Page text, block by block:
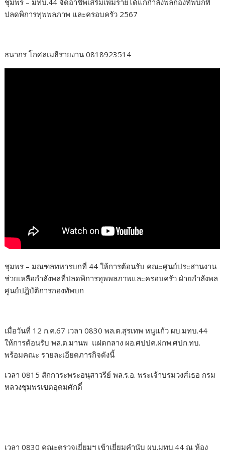
e
o
k
itte ar
ปลดพิการทุพพลภาพ และครอบครัว 2567
ธนากร โกศลเมธีรายงาน 0818923514
ชุมพร – มณฑลทหารบกที่ 44 ให้การต้อนรับ คณะศูนย์ประสานงาน
ช่วยเหลือกำลังพลที่ปลดพิการทุพพลภาพและครอบครัว ฝ่ายกำลังพล
ศูนย์ปฎิบัติการกองทัพบก
เมื่อวันที่ 12 ก.ค.67 เวลา 0830 พล.ต.สุรเทพ หนูแก้ว ผบ.มทบ.44
ให้การต้อนรับ พล.ต.มานพ แฝดกลาง ผอ.ศปปค.ฝกพ.ศปก.ทบ.
พร้อมคณะ รายละเอียดภารกิจดังนี้
เวลา 0815 สักการะพระอนุสาวรีย์ พล.ร.อ. พระเจ้าบรมวงศ์เธอ กรม
หลวงชุมพรเขตอุดมศักดิ์
เวลา 0830 คณะตรวจเยี่ยมฯ เข้าเยี่ยมคำนับ ผบ.มทบ.44 ณ ห้อง